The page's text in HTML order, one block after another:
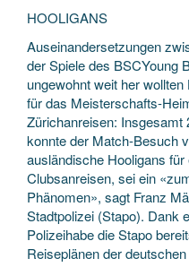
HOOLIGANS
Auseinandersetzungen
der Spiele des BSCYoung
ungewohnt weit her
für das Meisterschafts-
Zürichanreisen: Insgesamt
konnte der Match-Besuch
ausländische Hooligans
Clubsanreisen, sei ein
Phänomen», sagt Franz
Stadtpolizei (Stapo). Dank
Polizeihabe die Stapo
Reiseplänen der